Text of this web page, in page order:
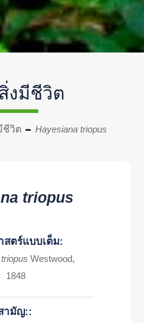
งมีชีวิต
ชีวิต Hayesiana triopus
triopus
สตร์แบบเต็ม:
Westwood,
1848
ามัญ::